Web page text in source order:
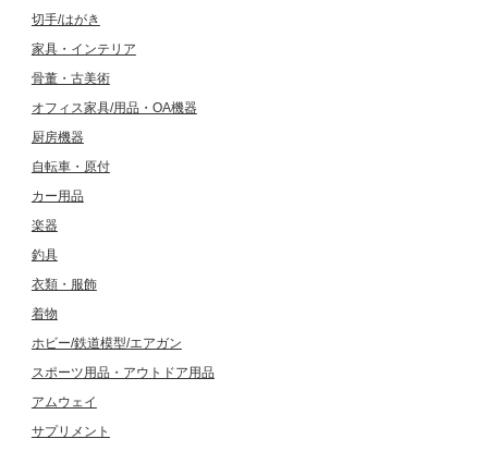
切手/はがき
家具・インテリア
骨董・古美術
オフィス家具/用品・OA機器
厨房機器
自転車・原付
カー用品
楽器
釣具
衣類・服飾
着物
ホビー/鉄道模型/エアガン
スポーツ用品・アウトドア用品
アムウェイ
サプリメント